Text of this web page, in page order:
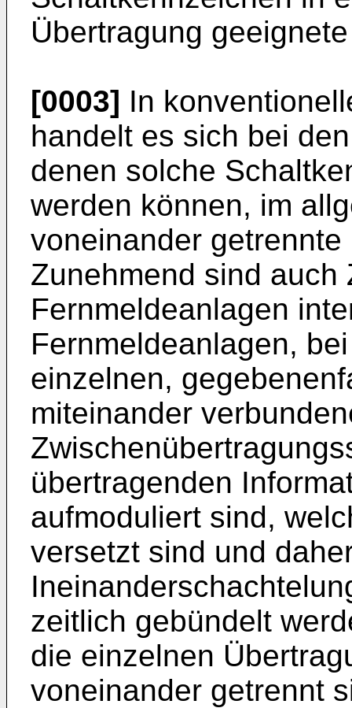
Übertragung
[0003] In
handelt es sich bei
denen solche
werden können, im
voneinander
Zunehmend sind auch
Fernmeldeanlagen
Fernmeldeanlagen,
einzelnen,
miteinander
übertragenden
aufmoduliert sind,
versetzt sind und
zeitlich gebündelt
die einzelnen
voneinander getrennt